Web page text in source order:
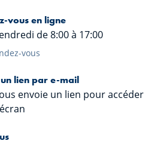
vous en ligne
de 8:00 à 17:00
vous
lien par e-mail
envoie un lien pour accéder